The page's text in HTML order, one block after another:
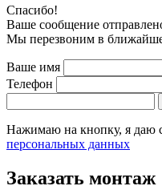
Cпасибо!
Ваше сообщение
Мы перезвоним в
Ваше имя
Телефон
Нажимаю на кнопку, я даю
персональных данных
Заказать монтаж